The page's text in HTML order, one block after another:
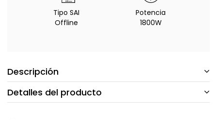
Tipo SAI
Offline
Potencia
1800W
Descripción
Detalles del producto